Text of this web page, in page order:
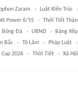
Zaram Luật Kiến Trúc
Power 6/55 Thời Tiết
Bóng Đá UBND Bảng
Bắc Tô Lâm Pháp Luật
Cup 2026 Thời Tiết Xã Hội